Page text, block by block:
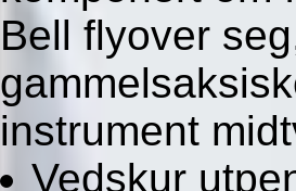
Bell flyover
instrument
Vedskur